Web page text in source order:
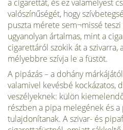
a cigarettát, és ez valamelyest
valószínűségét, hogy
puszta mérete sem¬missé
ugyanolyan ártalmas, mint a
cigarettáról szokik át a szivarra,
mélyebbre szívja le a füstöt.
A pipázás – a dohány
valamivel kevésbé kockázatos,
veszélyeknek: külön
részben a pipa melegének és
tulajdonítanak. A szivar- és